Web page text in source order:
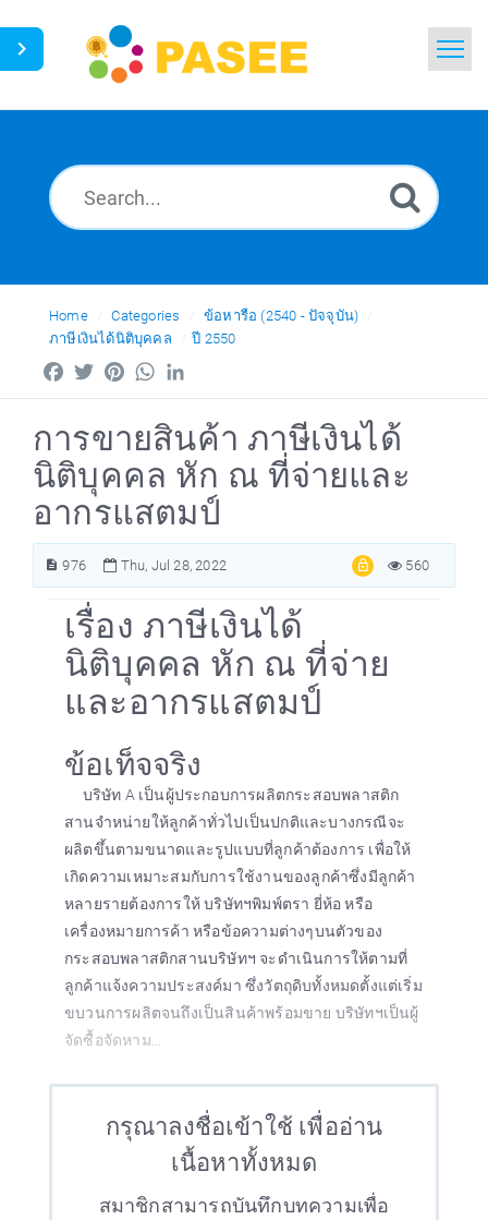
News
Ask a Question
Home Categories
ข้อหารือ (2540 - ปัจจุบัน)
ภาษีเงินได้นิติบุคคล
ปี 2550
FacebookTwitterPinterestWhatsApp
การขายสินค้า ภาษีเงินได้
นิติบุคคล หัก ณ ที่จ่ายและ
อากรแสตมป์
976 Thu, Jul 28, 2022 560
เรื่อง ภาษีเงินได้
นิติบุคคล หัก ณ ที่จ่าย
และอากรแสตมป์
ข้อเท็จจริง
บริษัท A เป็นผู้ประกอบการผลิตกระสอบพลาสติก
สานจำหน่ายให้ลูกค้าทั่วไปเป็นปกติและบางกรณีจะ
ผลิตขึ้นตามขนาดและรูปแบบที่ลูกค้าต้องการ เพื่อให้
เกิดความเหมาะสมกับการใช้งานของลูกค้าซึ่งมีลูกค้า
หลายรายต้องการให้ บริษัทฯพิมพ์ตรา ยี่ห้อ หรือ
เครื่องหมายการค้า หรือข้อความต่างๆบนตัวของ
กระสอบพลาสติกสานบริษัทฯ จะดำเนินการให้ตามที่
ลูกค้าแจ้งความประสงค์มา ซึ่งวัตถุดิบทั้งหมดตั้งแต่เริ่ม
ขบวนการผลิตจนถึงเป็นสินค้าพร้อมขาย บริษัทฯเป็นผู้
จัดซื้อจัดหาม...
กรุณาลงชื่อเข้าใช้ เพื่ออ่าน
เนื้อหาทั้งหมด
สมาชิกสามารถบันทึกบทความเพื่อ